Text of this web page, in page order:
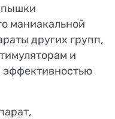
маниакальной
других групп,
и